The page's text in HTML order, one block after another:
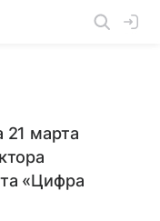
21 марта
«Цифра